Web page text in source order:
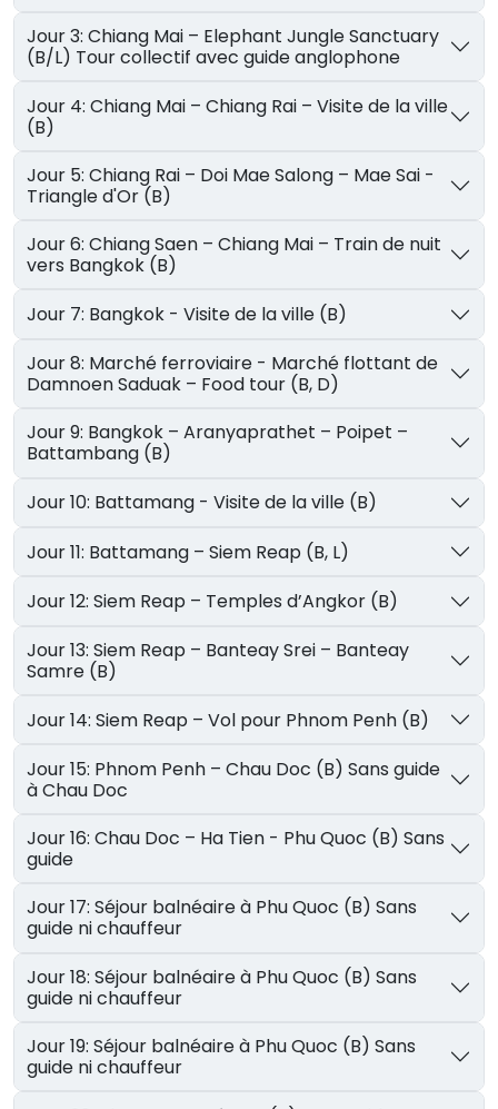
Jour 3: Chiang Mai – Elephant Jungle Sanctuary
(B/L) Tour collectif avec guide anglophone
Jour 4: Chiang Mai – Chiang Rai – Visite de la ville
(B)
Jour 5: Chiang Rai – Doi Mae Salong – Mae Sai -
Triangle d'Or (B)
Jour 6: Chiang Saen – Chiang Mai – Train de nuit
vers Bangkok (B)
Jour 7: Bangkok - Visite de la ville (B)
Jour 8: Marché ferroviaire - Marché flottant de
Damnoen Saduak – Food tour (B, D)
Jour 9: Bangkok – Aranyaprathet – Poipet –
Battambang (B)
Jour 10: Battamang - Visite de la ville (B)
Jour 11: Battamang – Siem Reap (B, L)
Jour 12: Siem Reap – Temples d’Angkor (B)
Jour 13: Siem Reap – Banteay Srei – Banteay
Samre (B)
Jour 14: Siem Reap – Vol pour Phnom Penh (B)
Jour 15: Phnom Penh – Chau Doc (B) Sans guide
à Chau Doc
Jour 16: Chau Doc – Ha Tien - Phu Quoc (B) Sans
guide
Jour 17: Séjour balnéaire à Phu Quoc (B) Sans
guide ni chauffeur
Jour 18: Séjour balnéaire à Phu Quoc (B) Sans
guide ni chauffeur
Jour 19: Séjour balnéaire à Phu Quoc (B) Sans
guide ni chauffeur